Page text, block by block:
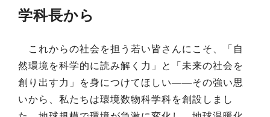
学科長から
これからの社会を担う若い皆さんにこそ、「自
然環境を科学的に読み解く力」と「未来の社会を
創り出す力」を身につけてほしい――その強い思
いから、私たちは環境数物科学科を創設しまし